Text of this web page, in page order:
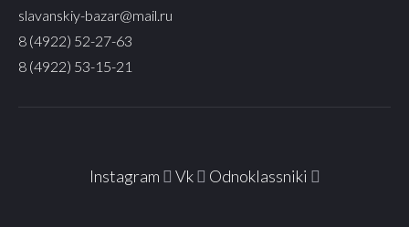
slavanskiy-bazar@mail.ru
8 (4922) 52-27-63
8 (4922) 53-15-21
Instagram Vk Odnoklassniki